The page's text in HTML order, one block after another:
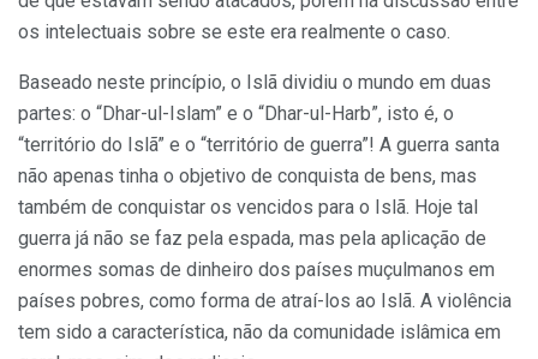
os intelectuais sobre se este era realmente o caso.
Baseado neste princípio, o Islã dividiu o mundo em duas
partes: o “Dhar-ul-Islam” e o “Dhar-ul-Harb”, isto é, o
“território do Islã” e o “território de guerra”! A guerra santa
não apenas tinha o objetivo de conquista de bens, mas
também de conquistar os vencidos para o Islã. Hoje tal
guerra já não se faz pela espada, mas pela aplicação de
enormes somas de dinheiro dos países muçulmanos em
países pobres, como forma de atraí-los ao Islã. A violência
tem sido a característica, não da comunidade islâmica em